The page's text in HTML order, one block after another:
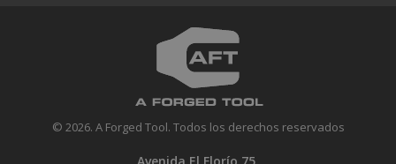
© 2026. A Forged Tool. Todos los derechos reservados